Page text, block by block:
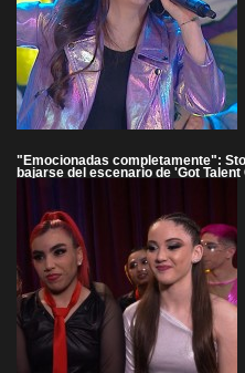
"Emocionadas completamente":
bajarse del escenario de 'Got Talent